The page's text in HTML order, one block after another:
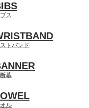
ス
トバンド
幕
ル